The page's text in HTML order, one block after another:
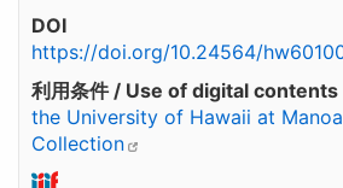
DOI
https://doi.org/10.24564/
利用条件 / Use of digital contents
the University of Hawaii at
Collection